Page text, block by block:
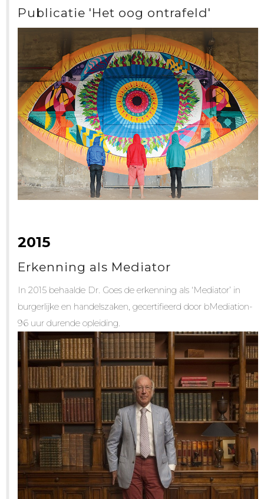
Publicatie 'Het oog ontrafeld'
2015
Erkenning als Mediator
In 2015 behaalde Dr. Goes de erkenning als ‘Mediator’ in
burgerlijke en handelszaken, gecertifieerd door bMediation-
96 uur durende opleiding.